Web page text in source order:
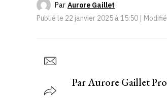
Par Aurore Gaillet
Publié le 22 janvier 2025 à 15:50 |
Par Aurore Gaillet